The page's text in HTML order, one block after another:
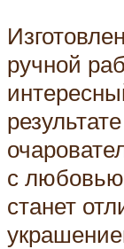
ручной
с любовью
станет